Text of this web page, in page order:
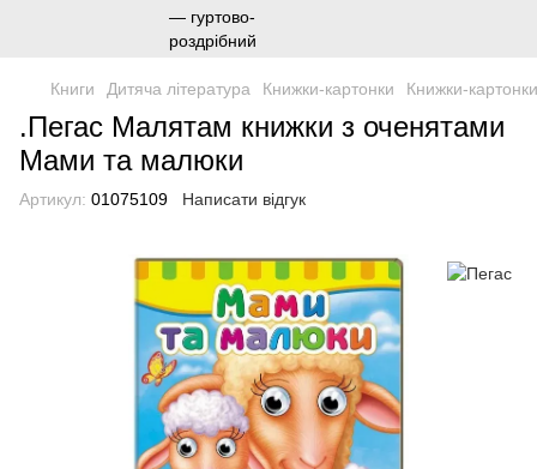
Книги Дитяча література Книжки-картонки Книжки-
.Пегас Малятам книжки з оченятами
Мами та малюки
Артикул: 01075109 Написати відгук